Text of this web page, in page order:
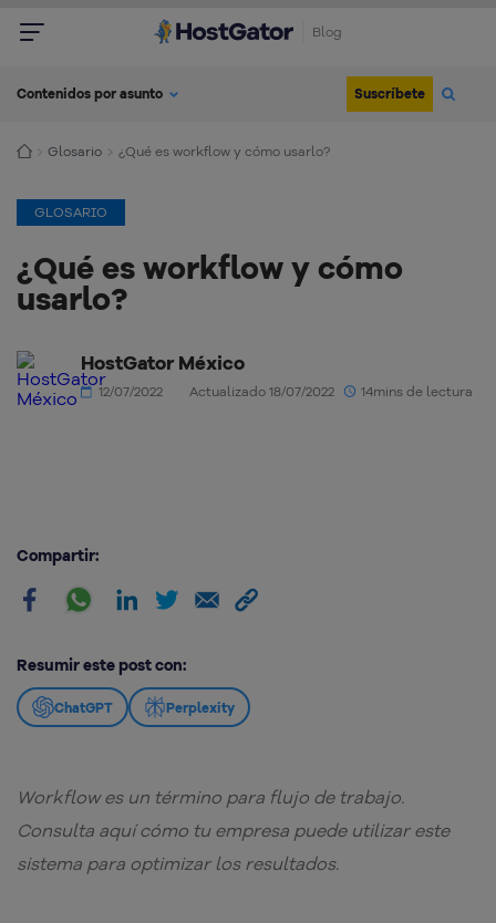
Blog
Contenidos por asunto Suscríbete
Glosario ¿Qué es workflow y cómo usarlo?
GLOSARIO
¿Qué es workflow y cómo
usarlo?
HostGator México
12/07/2022 Actualizado 18/07/2022 14mins de lectura
Compartir:
Resumir este post con:
ChatGPT Perplexity
Workflow es un término para flujo de trabajo.
Consulta aquí cómo tu empresa puede utilizar este
sistema para optimizar los resultados.